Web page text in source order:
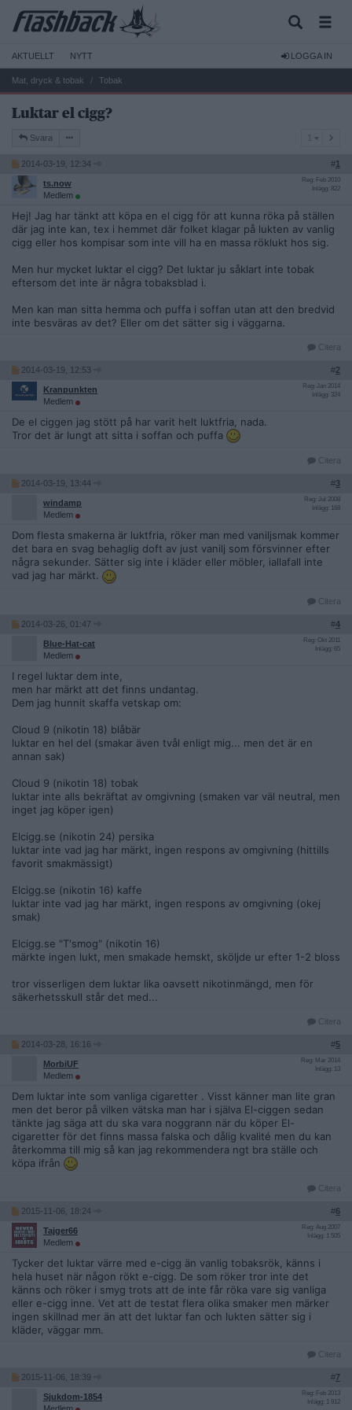
AKTUELLT NYTT LOGGA IN
Mat, dryck & tobak Tobak
Luktar el cigg?
Svara
2014-03-19, 12:34 #1
ts.now
Medlem
Reg: Feb 2010
Inlägg: 822
Hej! Jag har tänkt att köpa en el cigg för att kunna röka på ställen
där jag inte kan, tex i hemmet där folket klagar på lukten av vanlig
cigg eller hos kompisar som inte vill ha en massa röklukt hos sig.
Men hur mycket luktar el cigg? Det luktar ju såklart inte tobak
eftersom det inte är några tobaksblad i.
Men kan man sitta hemma och puffa i soffan utan att den bredvid
inte besväras av det? Eller om det sätter sig i väggarna.
Citera
2014-03-19, 12:53 #2
Kranpunkten
Medlem
Reg: Jan 2014
Inlägg: 324
De el ciggen jag stött på har varit helt luktfria, nada.
Tror det är lungt att sitta i soffan och puffa
Citera
2014-03-19, 13:44 #3
windamp
Medlem
Reg: Jul 2008
Inlägg: 168
Dom flesta smakerna är luktfria, röker man med vaniljsmak kommer
det bara en svag behaglig doft av just vanilj som försvinner efter
några sekunder. Sätter sig inte i kläder eller möbler, iallafall inte
vad jag har märkt.
Citera
2014-03-26, 01:47 #4
Blue-Hat-cat
Medlem
Reg: Okt 2011
Inlägg: 65
I regel luktar dem inte,
men har märkt att det finns undantag.
Dem jag hunnit skaffa vetskap om:
Cloud 9 (nikotin 18) blåbär
luktar en hel del (smakar även tvål enligt mig... men det är en
annan sak)
Cloud 9 (nikotin 18) tobak
luktar inte alls bekräftat av omgivning (smaken var väl neutral, men
inget jag köper igen)
Elcigg.se (nikotin 24) persika
luktar inte vad jag har märkt, ingen respons av omgivning (hittills
favorit smakmässigt)
Elcigg.se (nikotin 16) kaffe
luktar inte vad jag har märkt, ingen respons av omgivning (okej
smak)
Elcigg.se "T'smog" (nikotin 16)
märkte ingen lukt, men smakade hemskt, sköljde ur efter 1-2 bloss
tror visserligen dem luktar lika oavsett nikotinmängd, men för
säkerhetsskull står det med...
Citera
2014-03-28, 16:16 #5
MorbiUF
Medlem
Reg: Mar 2014
Inlägg: 13
Dem luktar inte som vanliga cigaretter . Visst känner man lite gran
men det beror på vilken vätska man har i själva El-ciggen sedan
tänkte jag säga att du ska vara noggrann när du köper El-
cigaretter för det finns massa falska och dålig kvalité men du kan
återkomma till mig så kan jag rekommendera ngt bra ställe och
köpa ifrån
Citera
2015-11-06, 18:24 #6
Tajger66
Medlem
Reg: Aug 2007
Inlägg: 1 505
Tycker det luktar värre med e-cigg än vanlig tobaksrök, känns i
hela huset när någon rökt e-cigg. De som röker tror inte det
känns och röker i smyg trots att de inte får röka vare sig vanliga
eller e-cigg inne. Vet att de testat flera olika smaker men märker
ingen skillnad mer än att det luktar fan och lukten sätter sig i
kläder, väggar mm.
Citera
2015-11-06, 18:39 #7
Sjukdom-1854
Reg: Feb 2013
Inlägg: 1 912